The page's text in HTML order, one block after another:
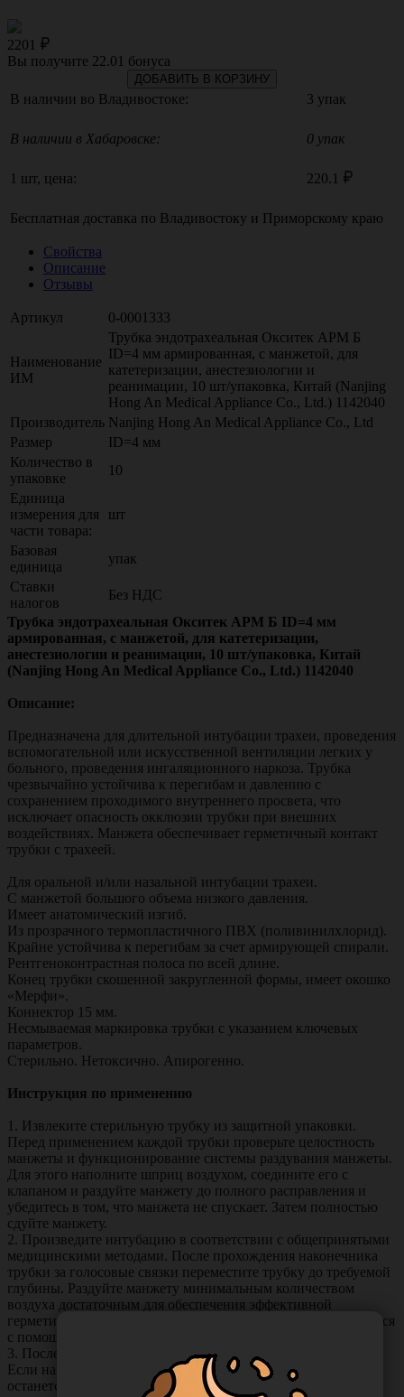
2201
Вы получите 22.01 бонуса
ДОБАВИТЬ В КОРЗИНУ
В наличии во Владивостоке: 3 упак
В наличии в Хабаровске: 0 упак
1 шт, цена: 220.1
Бесплатная доставка по Владивостоку и Приморскому краю
Свойства
Описание
Отзывы
Артикул 0-0001333
Наименование
ИМ
Трубка эндотрахеальная Окситек АРМ Б
ID=4 мм армированная, с манжетой, для
катетеризации, анестезиологии и
реанимации, 10 шт/упаковка, Китай (Nanjing
Hong An Medical Appliance Co., Ltd.) 1142040
Производитель Nanjing Hong An Medical Appliance Co., Ltd
Размер
ID=4 мм
Количество в
упаковке
10
Единица
измерения для
части товара:
шт
Базовая
единица
упак
Ставки
налогов
Без НДС
Трубка эндотрахеальная Окситек АРМ Б ID=4 мм
армированная, с манжетой, для катетеризации,
анестезиологии и реанимации, 10 шт/упаковка, Китай
(Nanjing Hong An Medical Appliance Co., Ltd.) 1142040
Описание:
Предназначена для длительной интубации трахеи, проведения
вспомогательной или искусственной вентиляции легких у
больного, проведения ингаляционного наркоза. Трубка
чрезвычайно устойчива к перегибам и давлению с
сохранением проходимого внутреннего просвета, что
исключает опасность окклюзии трубки при внешних
воздействиях. Манжета обеспечивает герметичный контакт
трубки с трахеей.
Для оральной и/или назальной интубации трахеи.
С манжетой большого объема низкого давления.
Имеет анатомический изгиб.
Из прозрачного термопластичного ПВХ (поливинилхлорид).
Крайне устойчива к перегибам за счет армирующей спирали.
Рентгеноконтрастная полоса по всей длине.
Конец трубки скошенной закругленной формы, имеет окошко
«Мерфи».
Коннектор 15 мм.
Несмываемая маркировка трубки с указанием ключевых
параметров.
Стерильно. Нетоксично. Апирогенно.
Инструкция по применению
1. Извлеките стерильную трубку из защитной упаковки.
Перед применением каждой трубки проверьте целостность
манжеты и функционирование системы раздувания манжеты.
Для этого наполните шприц воздухом, соедините его с
клапаном и раздуйте манжету до полного расправления и
убедитесь в том, что манжета не спускает. Затем полностью
сдуйте манжету.
2. Произведите интубацию в соответствии с общепринятыми
медицинскими методами. После прохождения наконечника
трубки за голосовые связки переместите трубку до требуемой
глубины. Раздуйте манжету минимальным количеством
воздуха достаточным для обеспечения эффективной
герметизации. Правильное положение трубки контролируется
с помощью принятых медицинских методов.
3. После раздувания манжеты удалите шприц из клапана.
Если наконечник шприца останется в клапане, то клапан
останется открытым, что приведет к сдуванию манжеты.